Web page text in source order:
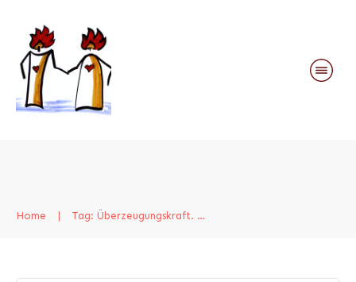
Home Tag: Überzeugungskraft. Rhetoriktipp